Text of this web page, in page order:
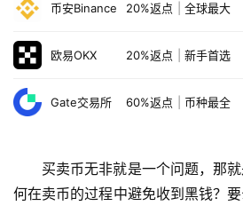
币安Binance 20%返点 全球最大
欧易OKX 20%返点 新手首选
Gate交易所 60%返点 币种最全
买卖币无非就是一个问题，那
何在卖币的过程中避免收到黑钱？